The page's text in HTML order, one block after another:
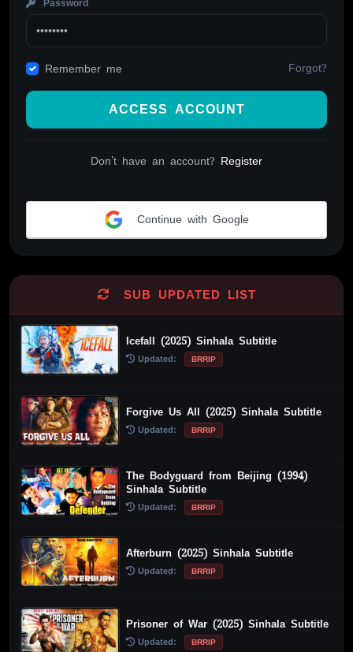
Password
Remember me Forgot?
ACCESS ACCOUNT
Don't have an account? Register
Continue with Google
SUB UPDATED LIST
Icefall (2025) Sinhala Subtitle
Updated: BRRIP
Forgive Us All (2025) Sinhala Subtitle
Updated: BRRIP
The Bodyguard from Beijing (1994)
Sinhala Subtitle
Updated: BRRIP
Afterburn (2025) Sinhala Subtitle
Updated: BRRIP
Prisoner of War (2025) Sinhala Subtitle
Updated: BRRIP